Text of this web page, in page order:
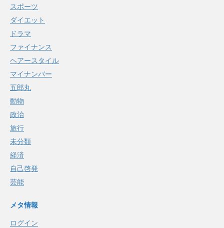
スポーツ
ダイエット
ドラマ
ファイナンス
ヘアースタイル
マイナンバー
五郎丸
動物
政治
旅行
未分類
経済
自己啓発
芸能
メタ情報
ログイン